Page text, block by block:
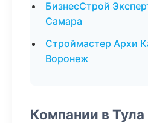
БизнесСтрой
Самара
Строймастер Архи
Воронеж
Компании в Тула